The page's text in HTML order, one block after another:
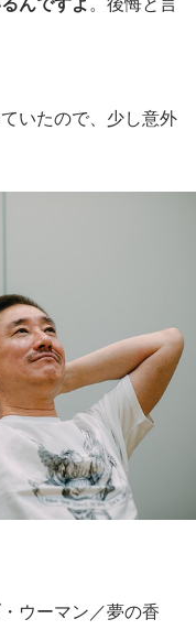
いたので、少し意外
ウーマン／夢の香